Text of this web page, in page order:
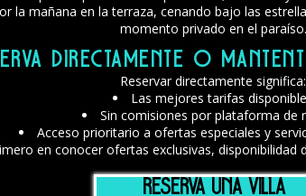
la mañana en la terraza, cenando bajo las
momento privado en el paraíso.
directamente o
Reservar directamente significa:
Las mejores tarifas
Sin comisiones por plataforma de
Acceso prioritario a ofertas especiales y
en conocer ofertas exclusivas, disponibilidad
Reserva una Villa